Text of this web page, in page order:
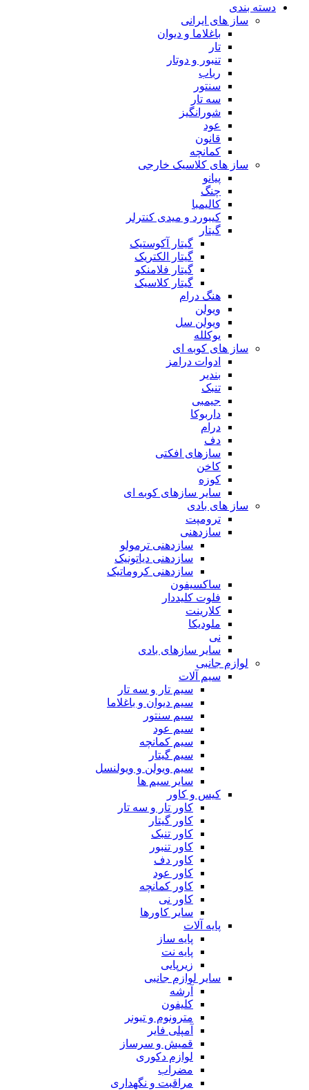
دسته بندی
ساز های ایرانی
باغلاما و دیوان
تار
تنبور و دوتار
رباب
سنتور
سه تار
شورانگیز
عود
قانون
کمانچه
ساز های کلاسیک خارجی
پیانو
چنگ
کالیمبا
کیبورد و میدی کنترلر
گیتار
گیتار آکوستیک
گیتار الکتریک
گیتار فلامنکو
گیتار کلاسیک
هنگ درام
ویولن
ویولن سل
یوکلله
ساز های کوبه ای
ادوات درامز
بندیر
تنبک
جیمبی
داربوکا
درام
دف
سازهای افکتی
کاخن
کوزه
سایر سازهای کوبه ای
ساز های بادی
ترومپت
سازدهنی
سازدهنی ترمولو
سازدهنی دیاتونیک
سازدهنی کروماتیک
ساکسیفون
فلوت کلیددار
کلارینت
ملودیکا
نی
سایر سازهای بادی
لوازم جانبی
سیم آلات
سیم تار و سه تار
سیم دیوان و باغلاما
سیم سنتور
سیم عود
سیم کمانچه
سیم گیتار
سیم ویولن و ویولنسل
سایر سیم ها
کیس و کاور
کاور تار و سه تار
کاور گیتار
کاور تنبک
کاور تنبور
کاور دف
کاور عود
کاور کمانچه
کاور نی
سایر کاورها
پایه آلات
پایه ساز
پایه نت
زیرپایی
سایر لوازم جانبی
آرشه
کلیفون
مترونوم و تیونر
آمپلی فایر
قمیش و سرساز
لوازم دکوری
مضراب
مراقبت و نگهداری